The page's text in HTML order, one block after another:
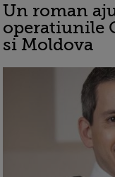
Un roman
operatiunile
si Moldova